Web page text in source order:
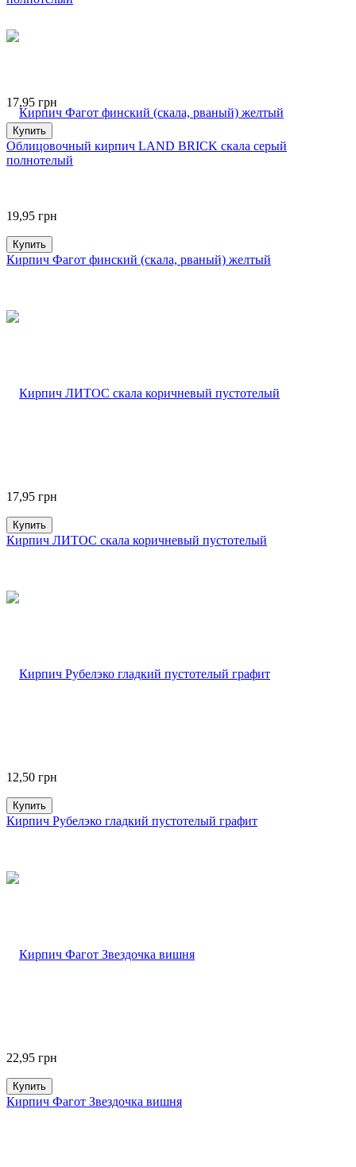
17,95 грн
Купить
Облицовочный кирпич LAND BRICK скала серый
полнотелый
19,95 грн
Купить
Кирпич Фагот финский (скала, рваный) желтый
17,95 грн
Купить
Кирпич ЛИТОС скала коричневый пустотелый
12,50 грн
Купить
Кирпич Рубелэко гладкий пустотелый графит
22,95 грн
Купить
Кирпич Фагот Звездочка вишня